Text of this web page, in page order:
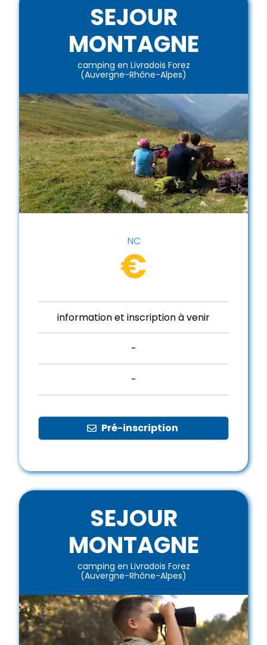
SEJOUR
MONTAGNE
camping en Livradois Forez
(Auvergne-Rhône-Alpes)
NC
€
information et inscription à venir
-
-
Pré-inscription
SEJOUR
MONTAGNE
camping en Livradois Forez
(Auvergne-Rhône-Alpes)